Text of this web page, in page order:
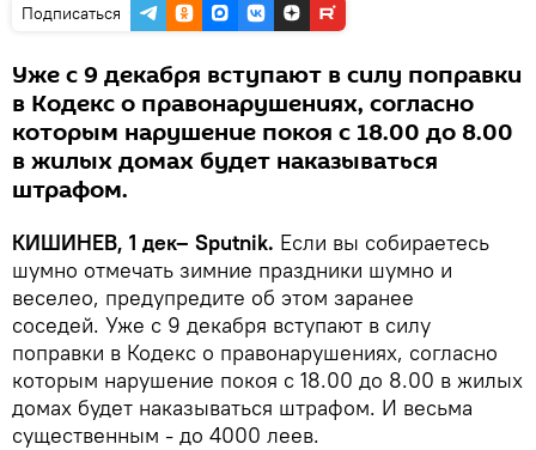
Подписаться
Уже с 9 декабря вступают в силу поправки
в Кодекс о правонарушениях, согласно
которым нарушение покоя с 18.00 до 8.00
в жилых домах будет наказываться
штрафом.
КИШИНЕВ, 1 дек– Sputnik. Если вы собираетесь
шумно отмечать зимние праздники шумно и
веселео, предупредите об этом заранее
соседей. Уже с 9 декабря вступают в силу
поправки в Кодекс о правонарушениях, согласно
которым нарушение покоя с 18.00 до 8.00 в жилых
домах будет наказываться штрафом. И весьма
существенным - до 4000 леев.